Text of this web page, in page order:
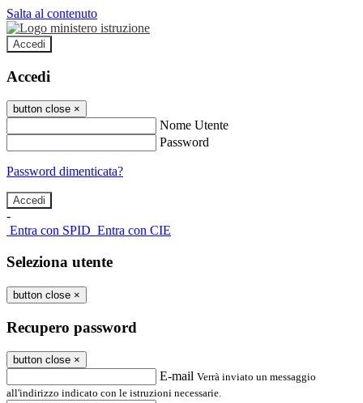
Salta al contenuto
Accedi
Accedi
button close ×
Nome Utente
Password
Password dimenticata?
-
Entra con SPID Entra con CIE
Seleziona utente
button close ×
Recupero password
button close ×
E-mail Verrà inviato un messaggio
all'indirizzo indicato con le istruzioni necessarie.